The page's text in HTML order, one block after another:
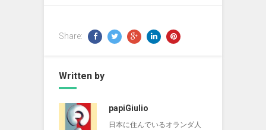
Share:
Written by
papiGiulio
日本に住んでいるオランダ人